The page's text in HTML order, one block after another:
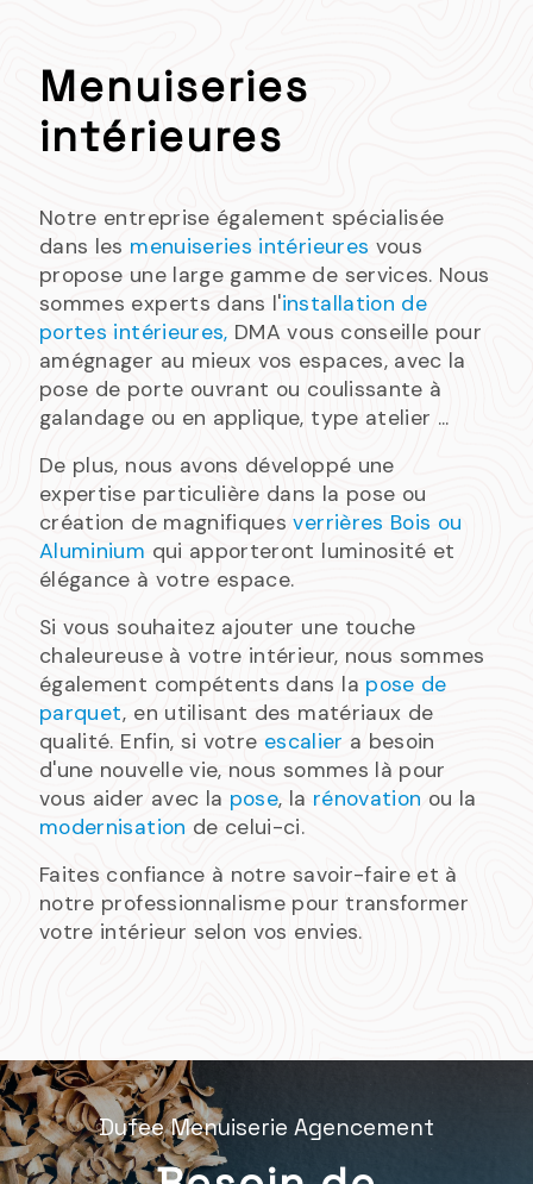
Menuiseries
intérieures
Notre entreprise également spécialisée
dans les menuiseries intérieures vous
propose une large gamme de services. Nous
sommes experts dans l'installation de
portes intérieures, DMA vous conseille pour
amégnager au mieux vos espaces, avec la
pose de porte ouvrant ou coulissante à
galandage ou en applique, type atelier ...
De plus, nous avons développé une
expertise particulière dans la pose ou
création de magnifiquesverrières Bois ou
Aluminium qui apporteront luminosité et
élégance à votre espace.
Si vous souhaitez ajouter une touche
chaleureuse à votre intérieur, nous sommes
également compétents dans la pose de
parquet, en utilisant des matériaux de
qualité. Enfin, si votre escalier a besoin
d'une nouvelle vie, nous sommes là pour
vous aider avec la pose, la rénovation ou la
modernisation de celui-ci.
Faites confiance à notre savoir-faire et à
notre professionnalisme pour transformer
votre intérieur selon vos envies.
Dufee Menuiserie Agencement